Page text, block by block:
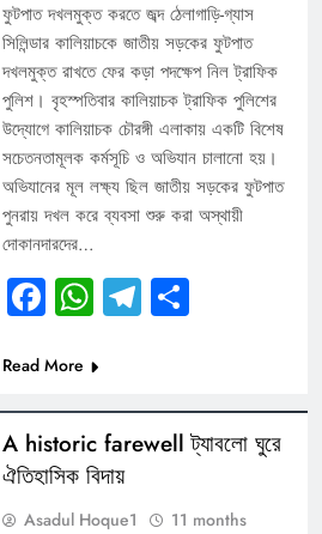
ফুটপাত দখলমুক্ত করতে জব্দ ঠেলাগাড়ি-গ্যাস
সিলিন্ডার কালিয়াচকে জাতীয় সড়কের ফুটপাত
দখলমুক্ত রাখতে ফের কড়া পদক্ষেপ নিল ট্রাফিক
পুলিশ। বৃহস্পতিবার কালিয়াচক ট্রাফিক পুলিশের
উদ্যোগে কালিয়াচক চৌরঙ্গী এলাকায় একটি বিশেষ
সচেতনতামূলক কর্মসূচি ও অভিযান চালানো হয়।
অভিযানের মূল লক্ষ্য ছিল জাতীয় সড়কের ফুটপাত
পুনরায় দখল করে ব্যবসা শুরু করা অস্থায়ী
দোকানদারদের…
Facebook
WhatsApp
Telegram
Share
Read More
A historic farewell ট্যাবলো ঘুরে
ঐতিহাসিক বিদায়
Asadul Hoque1
11 months